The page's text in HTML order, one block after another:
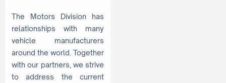
The Motors Division has
relationships with many
vehicle manufacturers
around the world. Together
with our partners, we strive
to address the current